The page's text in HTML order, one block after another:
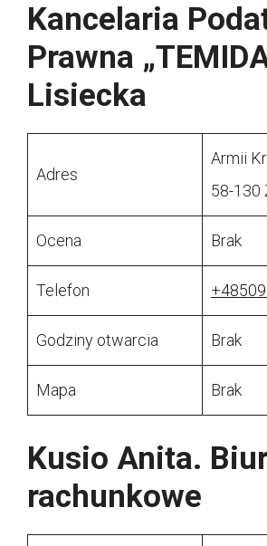
Kancelaria
Prawna
Lisiecka
Adres
Armii
58-130
Ocena Brak
Telefon
Godziny otwarcia Brak
Mapa Brak
Kusio Anita.
rachunkowe